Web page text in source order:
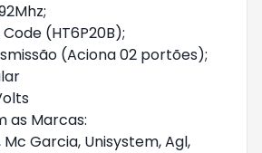
(HT6P20B);
(Aciona 02 portões);
as Marcas:
Mc Garcia, Unisystem, Agl,